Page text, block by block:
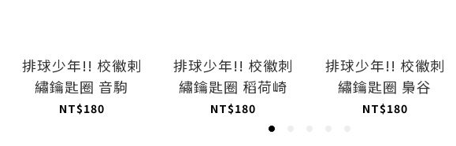
排球少年!! 校徽剌
繡鑰匙圈 音駒
NT$180
排球少年!! 校徽刺
繡鑰匙圈 稻荷崎
NT$180
排球少年!! 校徽刺
繡鑰匙圈 梟谷
NT$180